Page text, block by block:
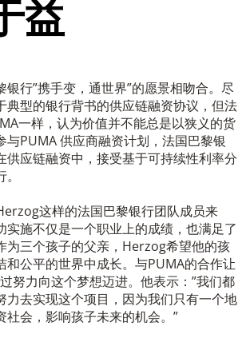
益
银行”携手变，通世界”的愿景相吻合。尽
典型的银行背书的供应链融资协议，但法
一样，认为价值并不能总是以狭义的货
与PUMA 供应商融资计划，法国巴黎银
供应链融资中，接受基于可持续性利率分
这样的法国巴黎银行团队成员来
实施不仅是一个职业上的成绩，也满足了
为三个孩子的父亲，Herzog希望他的孩
和公平的世界中成长。与PUMA的合作让
努力向这个梦想迈进。他表示：”我们都
力去实现这个项目，因为我们只有一个地
社会，影响孩子未来的机会。”